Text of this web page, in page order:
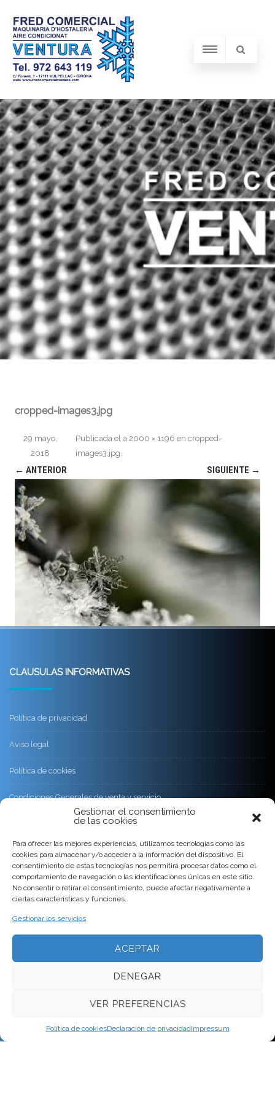
Gestionar el consentimiento
de las cookies
Para ofrecer las mejores experiencias, utilizamos tecnologías como las
cookies para almacenar y/o acceder a la información del dispositivo. El
consentimiento de estas tecnologías nos permitirá procesar datos como el
comportamiento de navegación o las identificaciones únicas en este sitio.
No consentir o retirar el consentimiento, puede afectar negativamente a
ciertas características y funciones.
Gestionar los servicios
ACEPTAR
DENEGAR
VER PREFERENCIAS
Política de cookiesDeclaración de privacidadImpressum
cropped-images3.jpg
Publicada el
29 mayo,
2018
a 2000 × 1196 en cropped-
images3.jpg
← ANTERIOR SIGUIENTE →
CLAUSULAS INFORMATIVAS
Política de privacidad
Aviso legal
Política de cookies
Condiciones Generales de venta y servicio